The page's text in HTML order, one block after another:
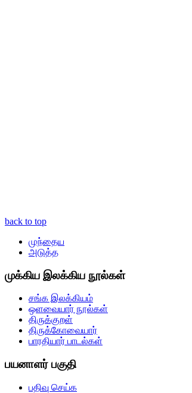
back to top
முந்தைய
அடுத்த
முக்கிய இலக்கிய நூல்கள்
சங்க இலக்கியம்
ஒளவையார் நூல்கள்
திருக்குறள்
திருக்கோவையார்
பாரதியார் பாடல்கள்
பயனாளர் பகுதி
பதிவு செய்க